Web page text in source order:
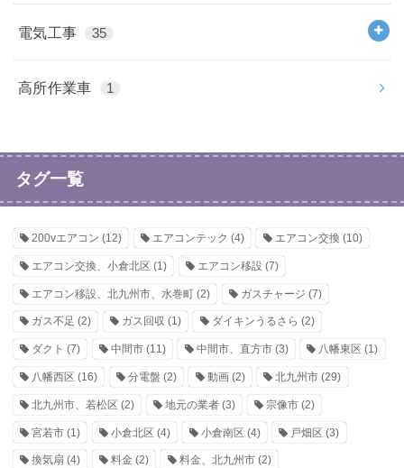
電気工事 35
高所作業車 1
タグ一覧
200vエアコン (12) エアコンテック (4) エアコン交換 (10)
エアコン交換、小倉北区 (1) エアコン移設 (7)
エアコン移設、北九州市、水巻町 (2) ガスチャージ (7)
ガス不足 (2) ガス回収 (1) ダイキンうるさら (2)
ダクト (7) 中間市(11) 中間市、直方市(3) 八幡東区 (1)
八幡西区 (16) 分電盤 (2) 動画(2) 北九州市 (29)
北九州市、若松区 (2) 地元の業者(3) 宗像市(2)
宮若市 (1) 小倉北区 (4) 小倉南区 (4) 戸畑区 (3)
換気扇 (4) 料金 (2) 料金、北九州市(2)